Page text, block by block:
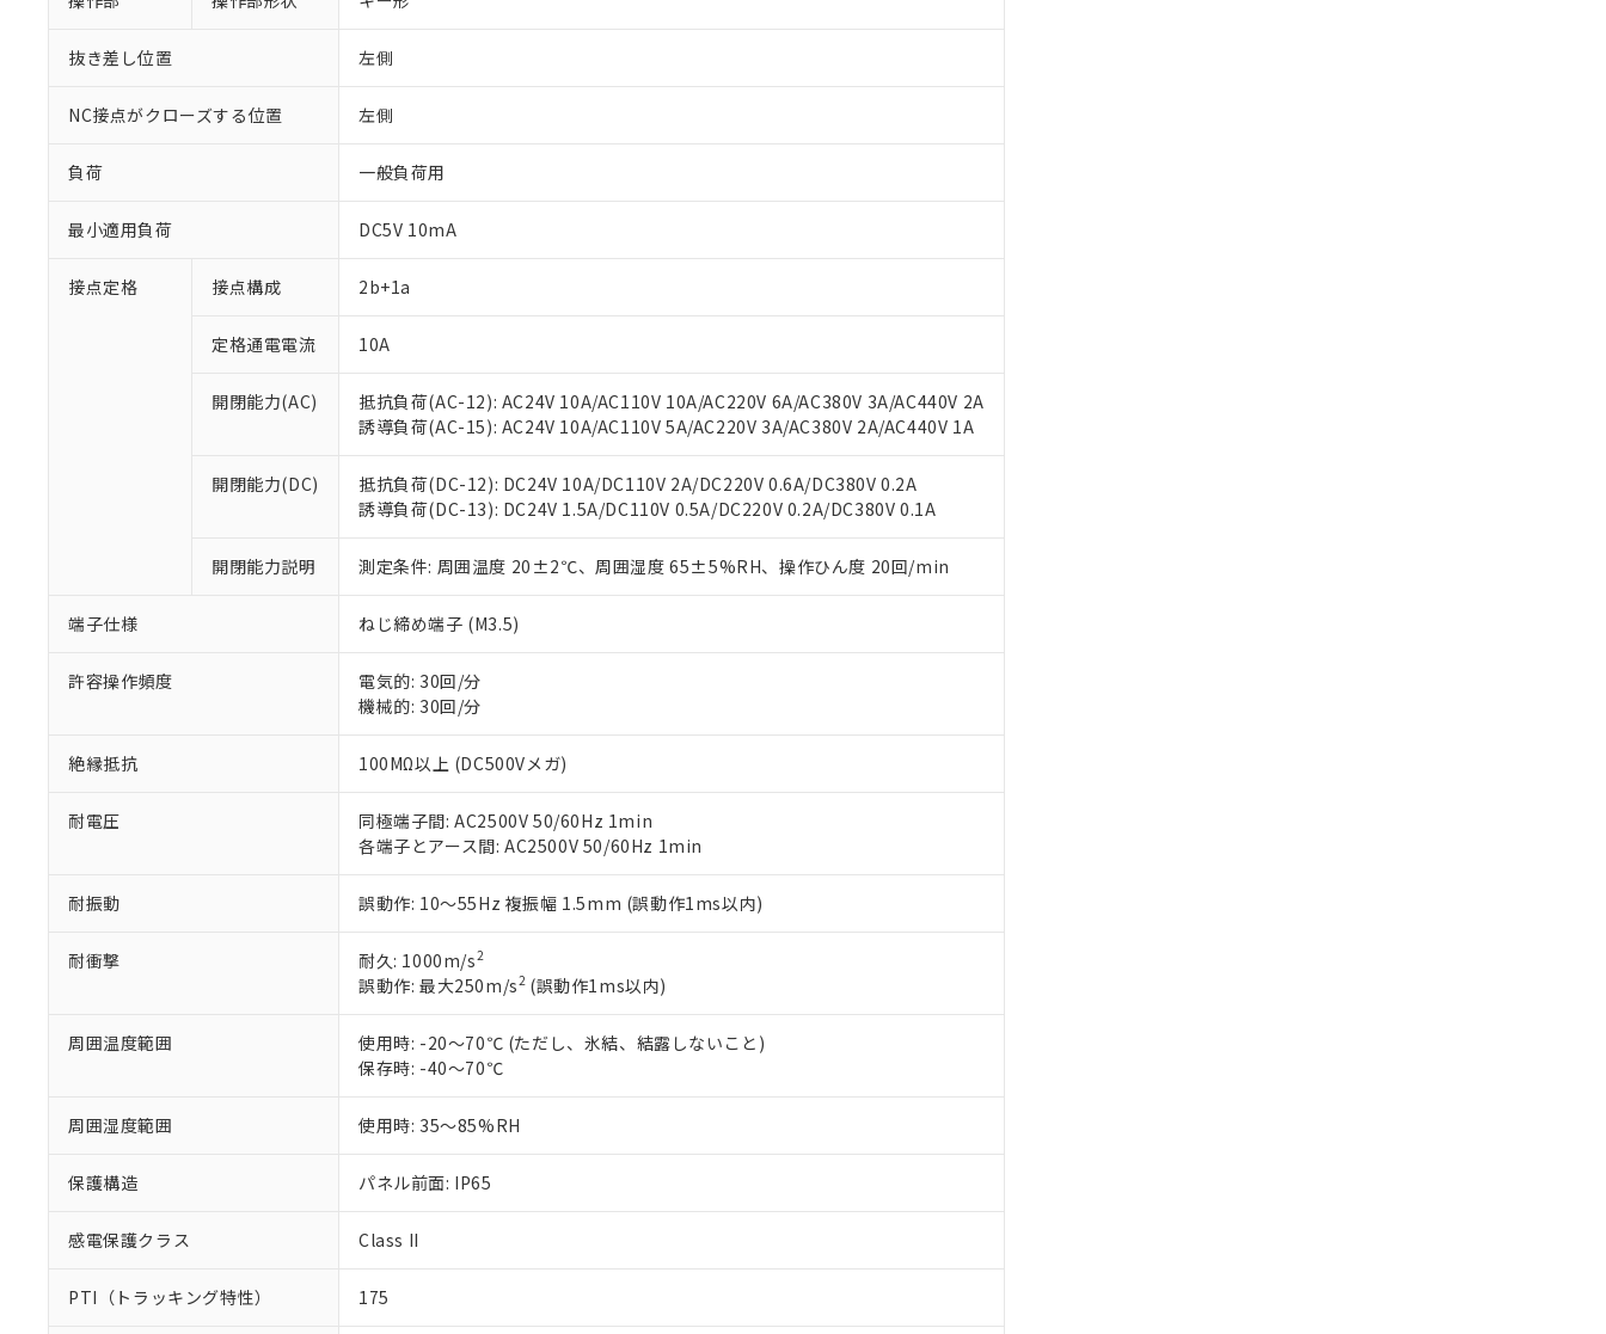
抜き差し位置 左側
NC接点がクローズする位置 左側
負荷 一般負荷用
最小適用負荷 DC5V 10mA
接点定格 接点構成 2b+1a
定格通電電流 10A
開閉能力(AC)
抵抗負荷(AC-12): AC24V 10A/AC110V 10A/AC220V 6A/AC380V 3A/AC440V 2A
誘導負荷(AC-15): AC24V 10A/AC110V 5A/AC220V 3A/AC380V 2A/AC440V 1A
開閉能力(DC)
抵抗負荷(DC-12): DC24V 10A/DC110V 2A/DC220V 0.6A/DC380V 0.2A
誘導負荷(DC-13): DC24V 1.5A/DC110V 0.5A/DC220V 0.2A/DC380V 0.1A
開閉能力説明 測定条件: 周囲温度 20±2℃、周囲湿度 65±5%RH、操作ひん度 20回/min
端子仕様 ねじ締め端子 (M3.5)
許容操作頻度
電気的: 30回/分
機械的: 30回/分
絶縁抵抗 100MΩ以上 (DC500Vメガ)
耐電圧
同極端子間: AC2500V 50/60Hz 1min
各端子とアース間: AC2500V 50/60Hz 1min
耐振動 誤動作: 10～55Hz 複振幅 1.5mm (誤動作1ms以内)
耐衝撃 耐久: 1000m/s2
誤動作: 最大250m/s2(誤動作1ms以内)
周囲温度範囲
使用時: -20～70℃ (ただし、氷結、結露しないこと)
保存時: -40～70℃
周囲湿度範囲 使用時: 35～85%RH
保護構造 パネル前面: IP65
感電保護クラス Class II
PTI（トラッキング特性） 175
ご利用条件
以下の条件をお読みいただき、同意のうえご利用ください。
本サービスは、当社制御機器事業取扱商品の当社在庫状況および標準価格(税抜)を提供させていただ
くものです。
当社制御機器事業取扱商品の中には、本サービスの対象外となる商品もあることをご了承ください。
在庫状況および標準価格照会結果は、記載している更新日時点での社内データに基づき作成されるも
のであり、閲覧された時点での実際の在庫および標準価格とは異なる場合があることをご了承くださ
い。
当社販売員にご相談ください。
オムロン制御機器販売店や当社販売拠点は「
す。
マイパーツ機能（部品リスト作成サービス）をご利用いただくには、I-Webメンバーズにご登録され
ている必要があります。
お客様が当ウェブサイト上で当社にご登録された部品リストについて、当社および当社の共同利用者
が、当社の製品・サービスに関するお客様との取引・商談に必要な範囲で利用することをご了承くだ
さい。
※当社の共同利用者とは、"個人情報の共同利用に関して"
いる法人を指します。
対応済み：EU RoHS指令（10物質）の非含有に対応した製品が提供可能な商品です。
対応予定：EU RoHS指令（10物質）の非含有に対応した製品に切り替える予定のある商品です。
対応予定なし：EU RoHS指令（10物質）の非含有に非対応の商品で、対応品を出す予定はありません。
調査・確認中：EU RoHS指令（10物質）の非含有の対応状況を調査中または確認中の商品です。
非該当品：ライセンス料など無形物で、有害物質有無と関係のない商品です。
仕入先様の事情により、非含有部品としていたものが、含有品と判明した場合などやむを得ず変更すること
があります。
*EU RoHS指令（10物質）：
鉛(Pb) 1000ppm以下、 水銀(Hg) 1000ppm以下、 カドミウム(Cd) 100ppm以下、
六価クロム(Cr(Ⅵ)) 1000ppm以下、ポリ臭化ビフェニル類(PBB) 1000ppm以下、ポリ臭化ジフェニルエーテル類(PBDE) 1000ppm以下、
フタル酸ビス(2-エチルヘキシル) (DEHP)(別名：DOP) 1000ppm以下、フタル酸ブチルベンジル（BBP） 1000ppm以下、フタル酸ジブチ
ル（DBP） 1000ppm以下、フタル酸ジイソブチル (DIBP) 1000ppm以下
フタル酸エステル類の４物質については閾値を超える意図的な使用がないことを確認しています。
※2 対応予定月
※3 非含有証明書ダウンロード
下記の非含有証明書をダウンロードすることができます。
51物質の非含有証明書（当社基準）
※本証明書は発行日時点で非含有を証明するもので、過去に遡って非含有を証明するものではありません。
また、RoHS指令のフタル酸エステル類４物質の対応では、対応完了までの期間は出荷製品に未対応品が
既に当社にて対応品への在庫切替を完了していることから、特段のことがない限り、2022年1月12日よ
り割愛しております。
※1 中国RoHS○×表
「○」：最大均質材料含有率が中国RoHSの基準値以下であることを示します。
「×」：最大均質材料含有率が中国RoHSの基準値を超えていることを示します。
「－」：未確認です。当社販売部門へお問い合わせください。
Cr(Ⅵ)(六価クロム) : 1000ppm、 PBBs(ポリ臭化ビフェニル類) : 1000ppm、 PBDEs(ポリ臭化ジフェニルエーテル類) : 1000ppm、
DBP(フタル酸ジブチル) : 1000ppm、 DIBP(フタル酸ジイソブチル) : 1000ppm、 BBP(フタル酸ブチルベンジル) : 1000ppm、
DEHP(フタル酸ビス(2-エチルヘキシル)) : 1000ppm
※2 環境保護使用期限
「ｅ」：有害物質（10物質）のすべてが基準値以下であることを示します。
「10」：通常の使用状況下において有害物質が外部に漏えいし、環境に深刻な影響を及ぼさない年数を意
「－」：未確認です。当社販売部門へお問い合わせください。
当社は、これら貴社製品のうち、外国為替および外国貿易法に定める商品（以下｢規制貨物等」とい
などの必要な手続きをとります。
当社は規制貨物を破棄する場合は、完全に破砕するなど、違法に輸出されないよう必要な手段を講じ
ます。
当社は貴社製品を、核兵器、ミサイル、化学兵器、生物兵器またはその他武器並びにこれらの製造装
置等に一切使用いたしません。
当社は、貴社製品を第三者に販売する場合は、上記1、2および3の内容を当該第三者に通知します。
また当社は、販売先および販売に係わる関係者が違法に輸出するおそれがある場合は、取り引きをい
合意する キャンセル
記
号
説明
○ 一定数以上の在庫あり
△ 一定数には満たないが在庫あり
－
在庫なし(最新の在庫状況については、お客様のお取引先、またはお客様担当のオムロン制御
機器販売店・当社販売員にご確認ください)
空
受注生産機種、また在庫状況の情報を公開していない機種